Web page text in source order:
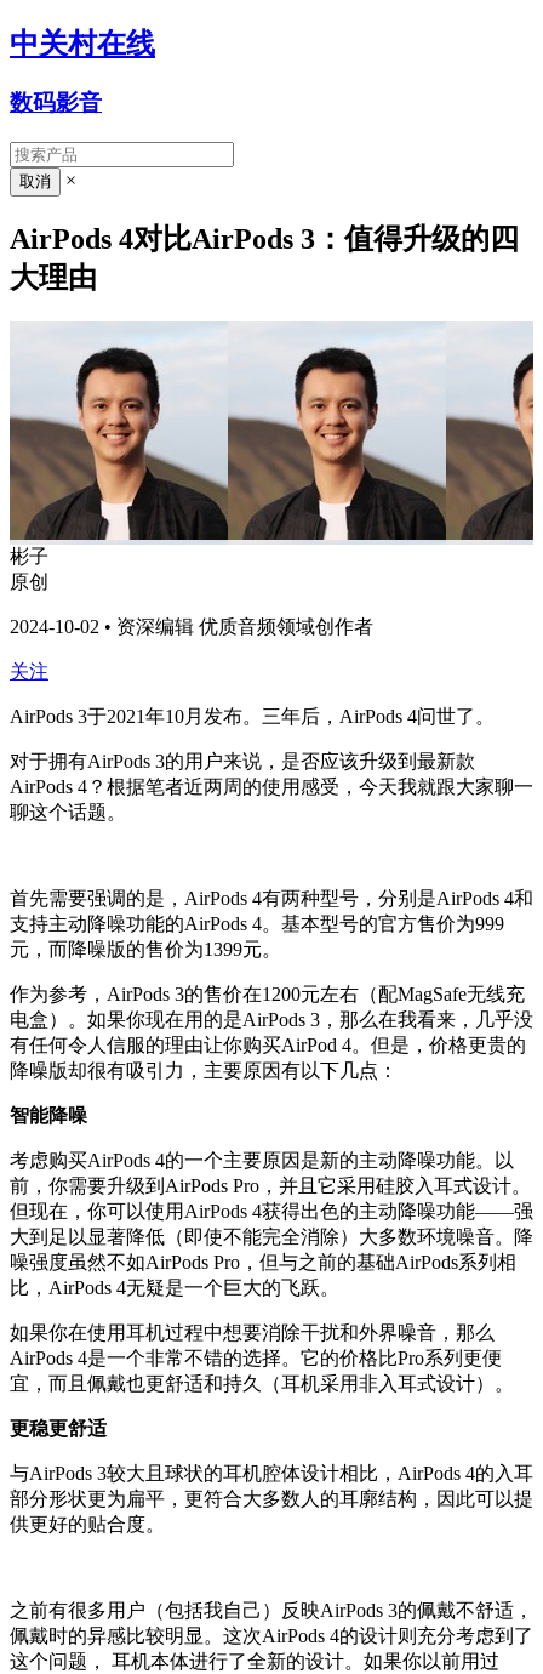
中关村在线
数码影音
×
AirPods 4对比AirPods 3：值得升级的四
大理由
彬子
原创
2024-10-02 • 资深编辑 优质音频领域创作者
关注
AirPods 3于2021年10月发布。三年后，AirPods 4问世了。
对于拥有AirPods 3的用户来说，是否应该升级到最新款
AirPods 4？根据笔者近两周的使用感受，今天我就跟大家聊一
聊这个话题。
首先需要强调的是，AirPods 4有两种型号，分别是AirPods 4和
支持主动降噪功能的AirPods 4。基本型号的官方售价为999
元，而降噪版的售价为1399元。
作为参考，AirPods 3的售价在1200元左右（配MagSafe无线充
电盒）。如果你现在用的是AirPods 3，那么在我看来，几乎没
有任何令人信服的理由让你购买AirPod 4。但是，价格更贵的
降噪版却很有吸引力，主要原因有以下几点：
智能降噪
考虑购买AirPods 4的一个主要原因是新的主动降噪功能。以
前，你需要升级到AirPods Pro，并且它采用硅胶入耳式设计。
但现在，你可以使用AirPods 4获得出色的主动降噪功能——强
大到足以显著降低（即使不能完全消除）大多数环境噪音。降
噪强度虽然不如AirPods Pro，但与之前的基础AirPods系列相
比，AirPods 4无疑是一个巨大的飞跃。
如果你在使用耳机过程中想要消除干扰和外界噪音，那么
AirPods 4是一个非常不错的选择。它的价格比Pro系列更便
宜，而且佩戴也更舒适和持久（耳机采用非入耳式设计）。
更稳更舒适
与AirPods 3较大且球状的耳机腔体设计相比，AirPods 4的入耳
部分形状更为扁平，更符合大多数人的耳廓结构，因此可以提
供更好的贴合度。
之前有很多用户（包括我自己）反映AirPods 3的佩戴不舒适，
佩戴时的异感比较明显。这次AirPods 4的设计则充分考虑到了
这个问题， 耳机本体进行了全新的设计。如果你以前用过